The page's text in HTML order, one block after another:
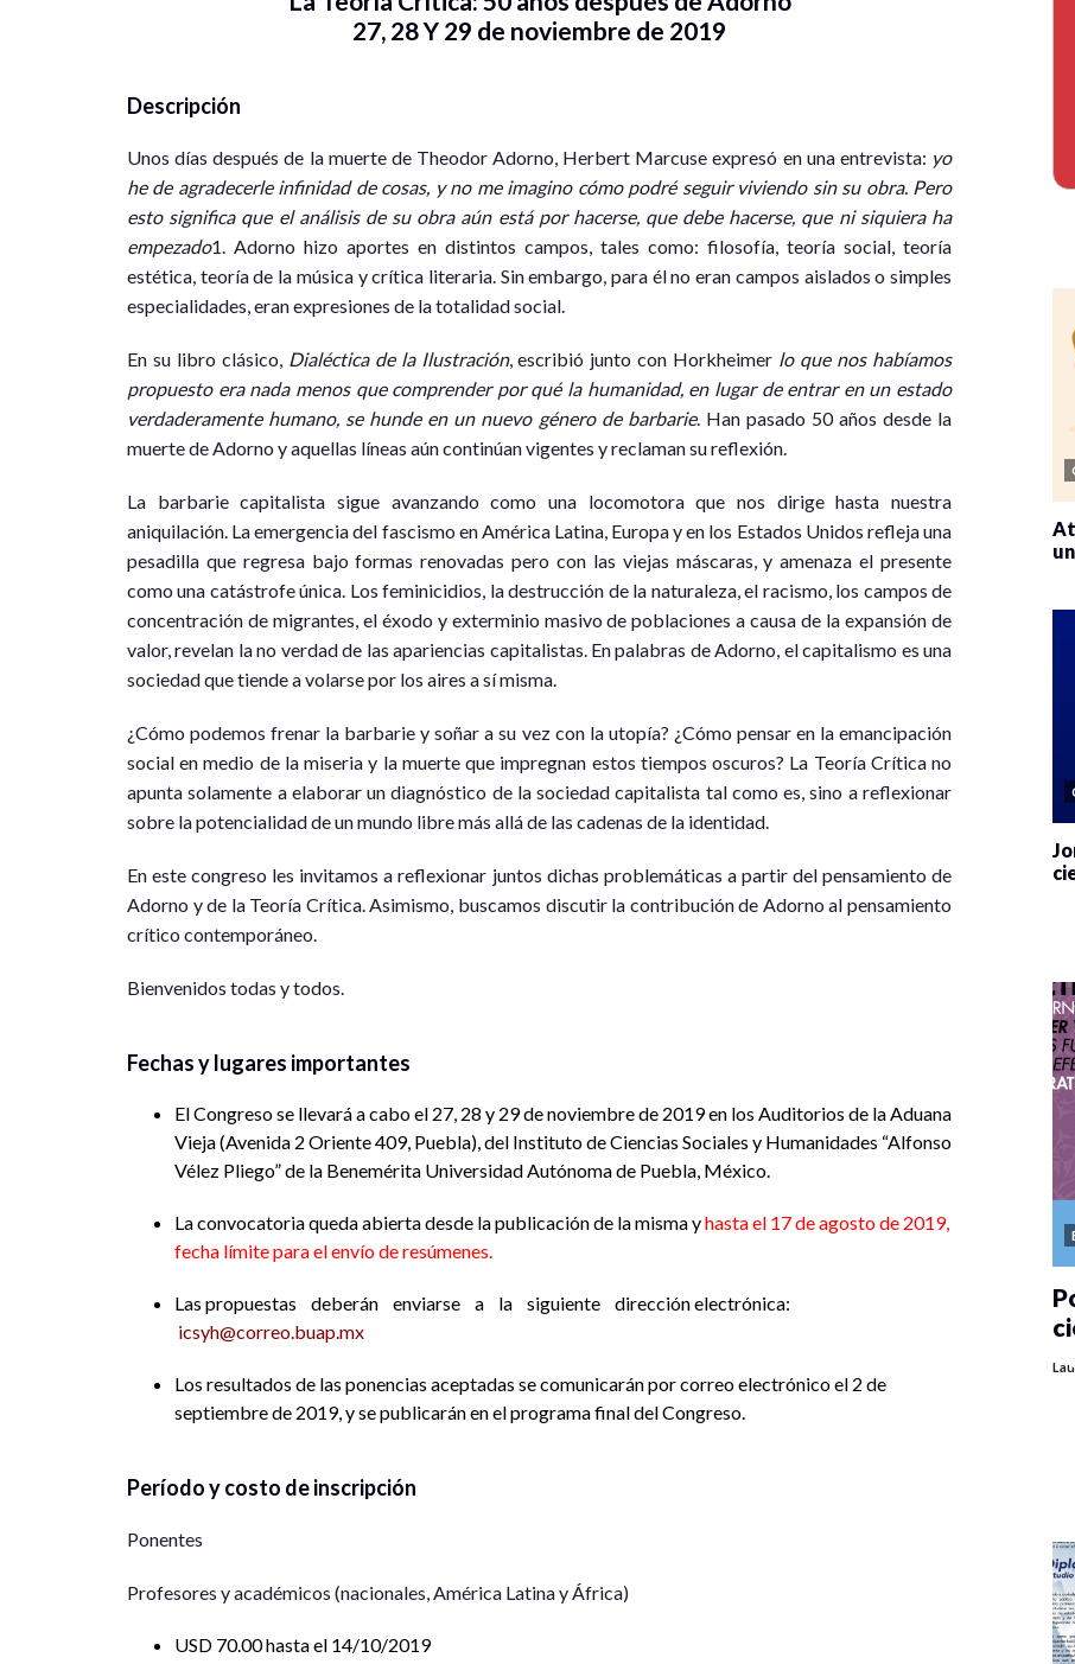
27, 28 Y 29 de noviembre de 2019
Descripción
Unos días después de la muerte de Theodor Adorno, Herbert Marcuse expresó en una entrevista: yo
he de agradecerle infinidad de cosas, y no me imagino cómo podré seguir viviendo sin su obra. Pero
esto significa que el análisis de su obra aún está por hacerse, que debe hacerse, que ni siquiera ha
empezado1. Adorno hizo aportes en distintos campos, tales como: filosofía, teoría social, teoría
estética, teoría de la música y crítica literaria. Sin embargo, para él no eran campos aislados o simples
especialidades, eran expresiones de la totalidad social.
En su libro clásico, Dialéctica de la Ilustración, escribió junto con Horkheimer lo que nos habíamos
propuesto era nada menos que comprender por qué la humanidad, en lugar de entrar en un estado
verdaderamente humano, se hunde en un nuevo género de barbarie. Han pasado 50 años desde la
muerte de Adorno y aquellas líneas aún continúan vigentes y reclaman su reflexión.
La barbarie capitalista sigue avanzando como una locomotora que nos dirige hasta nuestra
aniquilación. La emergencia del fascismo en América Latina, Europa y en los Estados Unidos refleja una
pesadilla que regresa bajo formas renovadas pero con las viejas máscaras, y amenaza el presente
como una catástrofe única. Los feminicidios, la destrucción de la naturaleza, el racismo, los campos de
concentración de migrantes, el éxodo y exterminio masivo de poblaciones a causa de la expansión de
valor, revelan la no verdad de las apariencias capitalistas. En palabras de Adorno, el capitalismo es una
sociedad que tiende a volarse por los aires a sí misma.
¿Cómo podemos frenar la barbarie y soñar a su vez con la utopía? ¿Cómo pensar en la emancipación
social en medio de la miseria y la muerte que impregnan estos tiempos oscuros? La Teoría Crítica no
apunta solamente a elaborar un diagnóstico de la sociedad capitalista tal como es, sino a reflexionar
sobre la potencialidad de un mundo libre más allá de las cadenas de la identidad.
En este congreso les invitamos a reflexionar juntos dichas problemáticas a partir del pensamiento de
Adorno y de la Teoría Crítica. Asimismo, buscamos discutir la contribución de Adorno al pensamiento
crítico contemporáneo.
Bienvenidos todas y todos.
Fechas y lugares importantes
El Congreso se llevará a cabo el 27, 28 y 29 de noviembre de 2019 en los Auditorios de la Aduana
Vieja (Avenida 2 Oriente 409, Puebla), del Instituto de Ciencias Sociales y Humanidades “Alfonso
Vélez Pliego” de la Benemérita Universidad Autónoma de Puebla, México.
La convocatoria queda abierta desde la publicación de la misma yhasta el 17 de agosto de 2019,
fecha límite para el envío de resúmenes.
Las propuestas deberán enviarse a la siguiente dirección electrónica:
icsyh@correo.buap.mx
Los resultados de las ponencias aceptadas se comunicarán por correo electrónico el 2 de
septiembre de 2019, y se publicarán en el programa final del Congreso.
Período y costo de inscripción
Ponentes
Profesores y académicos (nacionales, América Latina y África)
USD 70.00 hasta el 14/10/2019